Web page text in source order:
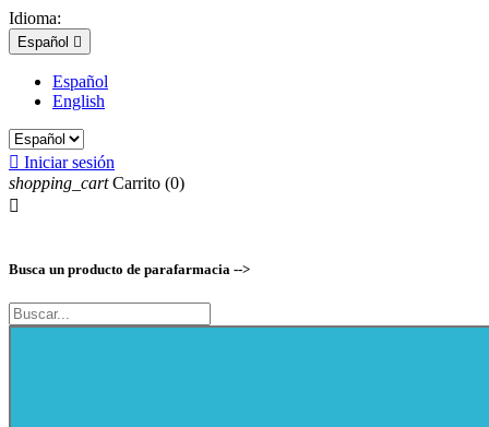
Idioma:
Español 
Español
English
 Iniciar sesión
shopping_cart Carrito (0)

Busca un producto de parafarmacia -->